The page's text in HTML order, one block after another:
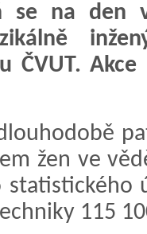
se na den
ČVUT.
žen ve
statistického
115